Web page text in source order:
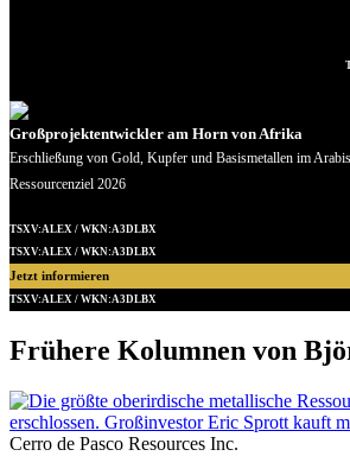
Großprojektentwickler am Horn von Afrika
Erschließung von Gold, Kupfer und Basismetallen im
Ressourcenziel 2026
TSXV:ALEX / WKN:A3DLBX
TSXV:ALEX / WKN:A3DLBX
Jetzt informieren
TSXV:ALEX / WKN:A3DLBX
Frühere Kolumnen von
Cerro de Pasco Resources Inc.